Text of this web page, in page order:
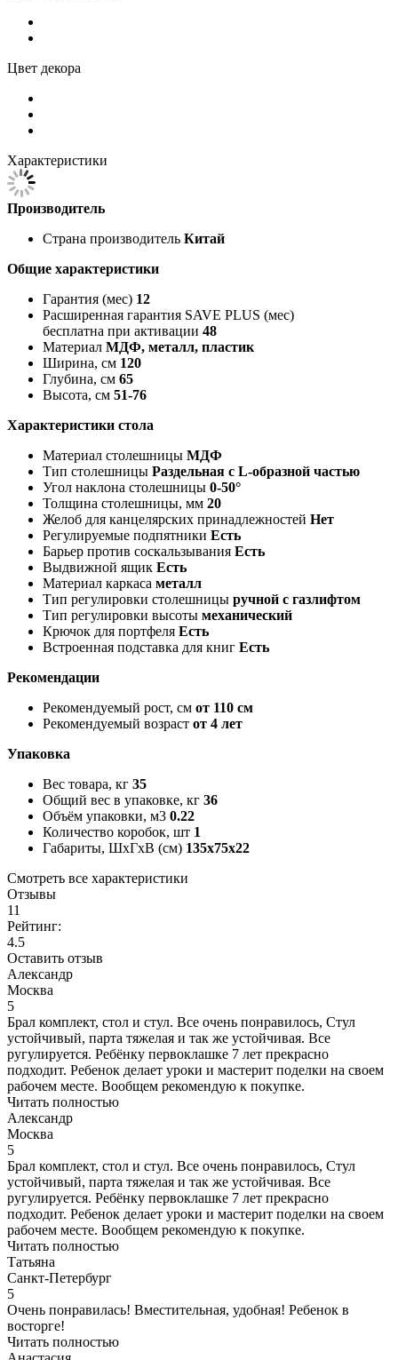
Цвет декора
Характеристики
Производитель
Страна производитель Китай
Общие характеристики
Гарантия (мес) 12
Расширенная гарантия SAVE PLUS (мес)
бесплатна при активации 48
Материал МДФ, металл, пластик
Ширина, см 120
Глубина, см 65
Высота, см 51-76
Характеристики стола
Материал столешницы МДФ
Тип столешницы Раздельная с L-образной частью
Угол наклона столешницы 0-50°
Толщина столешницы, мм 20
Желоб для канцелярских принадлежностей Нет
Регулируемые подпятники Есть
Барьер против соскальзывания Есть
Выдвижной ящик Есть
Материал каркаса металл
Тип регулировки столешницы ручной с газлифтом
Тип регулировки высоты механический
Крючок для портфеля Есть
Встроенная подставка для книг Есть
Рекомендации
Рекомендуемый рост, см от 110 см
Рекомендуемый возраст от 4 лет
Упаковка
Вес товара, кг 35
Общий вес в упаковке, кг 36
Объём упаковки, м3 0.22
Количество коробок, шт 1
Габариты, ШxГxВ (см) 135x75x22
Смотреть все характеристики
Отзывы
11
Рейтинг:
4.5
Оставить отзыв
Александр
Москва
5
Брал комплект, стол и стул. Все очень понравилось, Стул
устойчивый, парта тяжелая и так же устойчивая. Все
ругулируется. Ребёнку первоклашке 7 лет прекрасно
подходит. Ребенок делает уроки и мастерит поделки на своем
рабочем месте. Вообщем рекомендую к покупке.
Читать полностью
Александр
Москва
5
Брал комплект, стол и стул. Все очень понравилось, Стул
устойчивый, парта тяжелая и так же устойчивая. Все
ругулируется. Ребёнку первоклашке 7 лет прекрасно
подходит. Ребенок делает уроки и мастерит поделки на своем
рабочем месте. Вообщем рекомендую к покупке.
Читать полностью
Татьяна
Санкт-Петербург
5
Очень понравилась! Вместительная, удобная! Ребенок в
восторге!
Читать полностью